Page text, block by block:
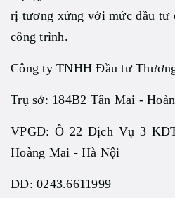
rị tương xứng với mức đầu tư
công trình.
Công ty TNHH Đầu tư
Trụ sở: 184B2 Tân Mai -
VPGD: Ô 22 Dịch Vụ 3
Hoàng Mai - Hà Nội
DD: 0243.6611999